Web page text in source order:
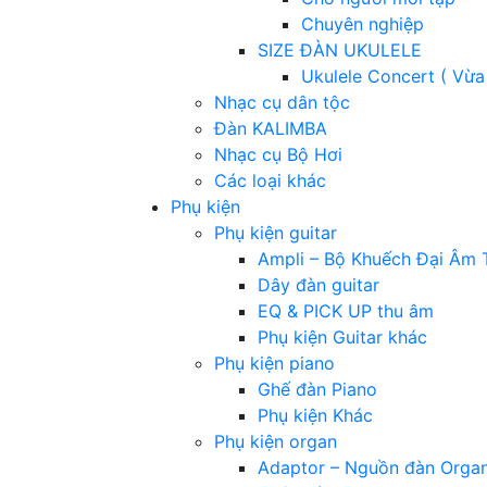
Chuyên nghiệp
SIZE ĐÀN UKULELE
Ukulele Concert ( Vừa
Nhạc cụ dân tộc
Đàn KALIMBA
Nhạc cụ Bộ Hơi
Các loại khác
Phụ kiện
Phụ kiện guitar
Ampli – Bộ Khuếch Đại Âm
Dây đàn guitar
EQ & PICK UP thu âm
Phụ kiện Guitar khác
Phụ kiện piano
Ghế đàn Piano
Phụ kiện Khác
Phụ kiện organ
Adaptor – Nguồn đàn